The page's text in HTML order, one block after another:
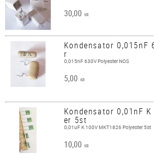
30,00 KR
Kondensator 0,015nF
r
0,015nF 630V Polyester NOS
5,00 KR
Kondensator 0,01nF
er 5st
0,01uF K 100V MKT1826 Polyester 5st
10,00 KR